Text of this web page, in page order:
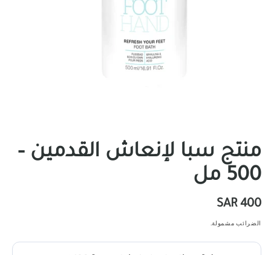
منتج سبا لإنعاش القدمين –
500 مل
سعر
عادي
400 SAR
الضرائب مشمولة.